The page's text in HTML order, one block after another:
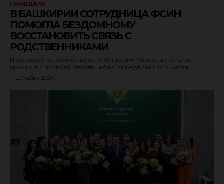
ГРАЖДАНЕ
В БАШКИРИИ СОТРУДНИЦА ФСИН
ПОМОГЛА БЕЗДОМНОМУ
ВОССТАНОВИТЬ СВЯЗЬ С
РОДСТВЕННИКАМИ
Инспектор из Октябрьского Виктория Иванова помогла
мужчине с потерей памяти и без определенного места...
17 декабря 2024